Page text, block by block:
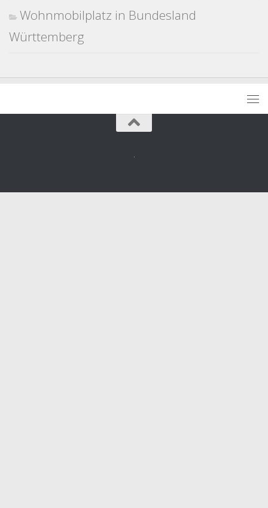
Wohnmobilplatz in Bundesland
Württemberg
.